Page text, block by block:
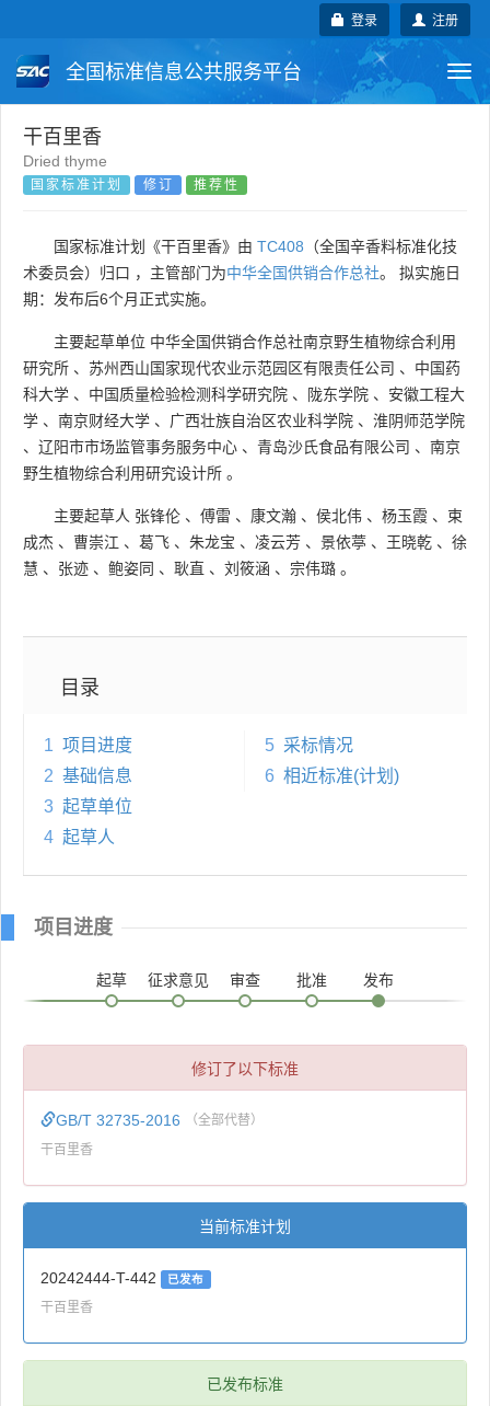
注册
登录
全国标准信息公共服务平台
国家标准
团体标准 企业标准
国外标准 技术委员会
干百里香
Dried thyme
国家标准计划 修订 推荐性
国家标准计划《干百里香》由 TC408 （全国辛香料标准化技
术委员会）归口 ，主管部门为中华全国供销合作总社。 拟实施日
期：发布后6个月正式实施。
主要起草单位 中华全国供销合作总社南京野生植物综合利用
研究所 、 苏州西山国家现代农业示范园区有限责任公司 、 中国药
科大学 、 中国质量检验检测科学研究院 、 陇东学院 、 安徽工程大
学 、 南京财经大学 、 广西壮族自治区农业科学院 、 淮阴师范学院
、 辽阳市市场监管事务服务中心 、 青岛沙氏食品有限公司 、 南京
野生植物综合利用研究设计所 。
主要起草人 张锋伦 、 傅雷 、 康文瀚 、 侯北伟 、 杨玉霞 、 束
成杰 、 曹崇江 、 葛飞 、 朱龙宝 、 凌云芳 、 景依葶 、 王晓乾 、 徐
慧 、 张迹 、 鲍姿同 、 耿直 、 刘筱涵 、 宗伟璐 。
目录
1 项目进度
2 基础信息
3 起草单位
4 起草人
5 采标情况
6 相近标准(计划)
项目进度
起草 征求意见 审查 批准 发布
修订了以下标准
GB/T 32735-2016 （全部代替）
干百里香
当前标准计划
20242444-T-442 已发布
干百里香
已发布标准